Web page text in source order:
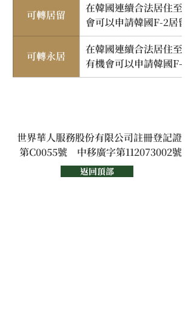
可轉居留
在韓國連續合法居住至
會可以申請韓國F-2居留證
可轉永居
在韓國連續合法居住至
有機會可以申請韓國F-5
世界華人服務股份有限公司註冊登記證
第C0055號　中移廣字第112073002號
返回頂部